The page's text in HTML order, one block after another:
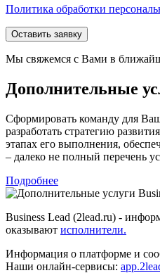
Политика обработки
Оставить заявку
Мы свяжемся с Вами в
Дополнительные
Сформировать команду для
разработать стратегию
этапах его выполнения,
– далеко не полный перечень
Подробнее
Business Lead (2lead.ru) -
оказывают исполнители.
Информация о платформе и
Наши онлайн-сервисы: